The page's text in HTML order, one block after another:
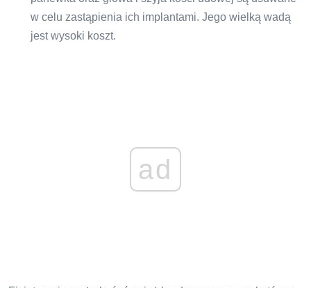
w celu zastąpienia ich implantami. Jego wielką wadą
jest wysoki koszt.
ad